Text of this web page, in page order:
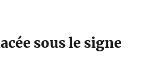
sous le signe